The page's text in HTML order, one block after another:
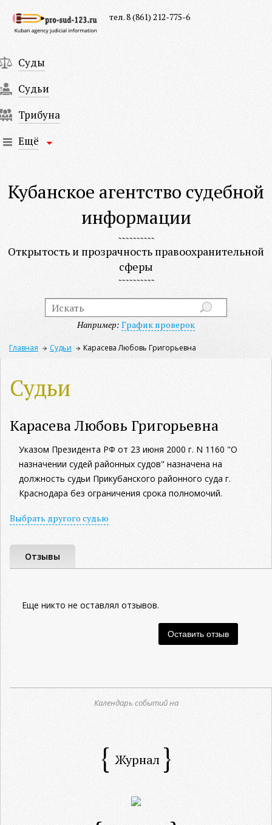
Суды
Судьи
Трибуна
Ещё
тел. 8 (861) 212-775-6
Кубанское агентство судебной
информации
Открытость и прозрачность правоохранительной
сферы
Например: График проверок
Главная Судьи Карасева Любовь Григорьевна
Судьи
Карасева Любовь Григорьевна
Указом Президента РФ от 23 июня 2000 г. N 1160 "О
назначении судей районных судов" назначена на
должность судьи Прикубанского районного суда г.
Краснодара без ограничения срока полномочий.
Выбрать другого судью
Отзывы
Еще никто не оставлял отзывов.
Календарь событий на
Журнал